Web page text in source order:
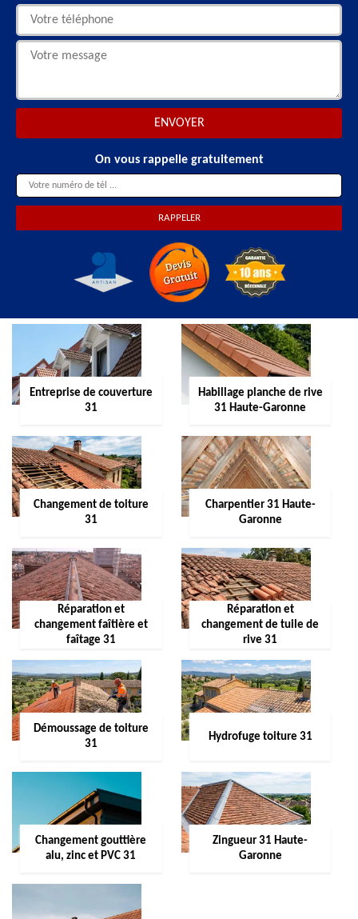
On vous rappelle gratuitement
Entreprise de couverture
31
Habillage planche de rive
31 Haute-Garonne
Changement de toiture
31
Charpentier 31 Haute-
Garonne
Réparation et
changement faîtière et
faîtage 31
Réparation et
changement de tuile de
rive 31
Démoussage de toiture
31
Hydrofuge toiture 31
Changement gouttière
alu, zinc et PVC 31
Zingueur 31 Haute-
Garonne